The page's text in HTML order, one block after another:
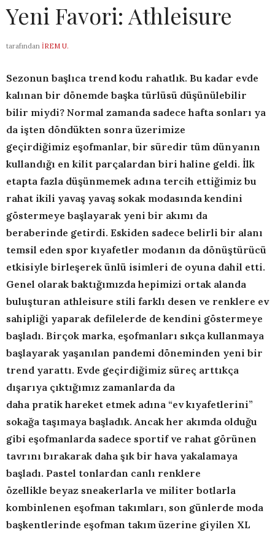
Yeni Favori: Athleisure
tarafından İREM U.
Sezonun baslıca trend kodu rahatlık. Bu kadar evde
kalınan bir dönemde başka türlüsü düşünülebilir
bilir miydi? Normal zamanda sadece hafta sonları ya
da işten döndükten sonra üzerimize
geçirdiğimiz eşofmanlar, bir süredir tüm dünyanın
kullandığı en kilit parçalardan biri haline geldi. İlk
etapta fazla düşünmemek adına tercih ettiğimiz bu
rahat ikili yavaş yavaş sokak modasında kendini
göstermeye başlayarak yeni bir akımı da
beraberinde getirdi. Eskiden sadece belirli bir alanı
temsil eden spor kıyafetler modanın da dönüştürücü
etkisiyle birleşerek ünlü isimleri de oyuna dahil etti.
Genel olarak baktığımızda hepimizi ortak alanda
buluşturan athleisure stili farklı desen ve renklere ev
sahipliği yaparak defilelerde de kendini göstermeye
başladı. Birçok marka, eşofmanları sıkça kullanmaya
başlayarak yaşanılan pandemi döneminden yeni bir
trend yarattı. Evde geçirdiğimiz süreç arttıkça
dışarıya çıktığımız zamanlarda da
daha pratik hareket etmek adına “ev kıyafetlerini”
sokağa taşımaya başladık. Ancak her akımda olduğu
gibi eşofmanlarda sadece sportif ve rahat görünen
tavrını bırakarak daha şık bir hava yakalamaya
başladı. Pastel tonlardan canlı renklere
özellikle beyaz sneakerlarla ve militer botlarla
kombinlenen eşofman takımları, son günlerde moda
baskentlerinde esofman takım üzerine giyilen XL